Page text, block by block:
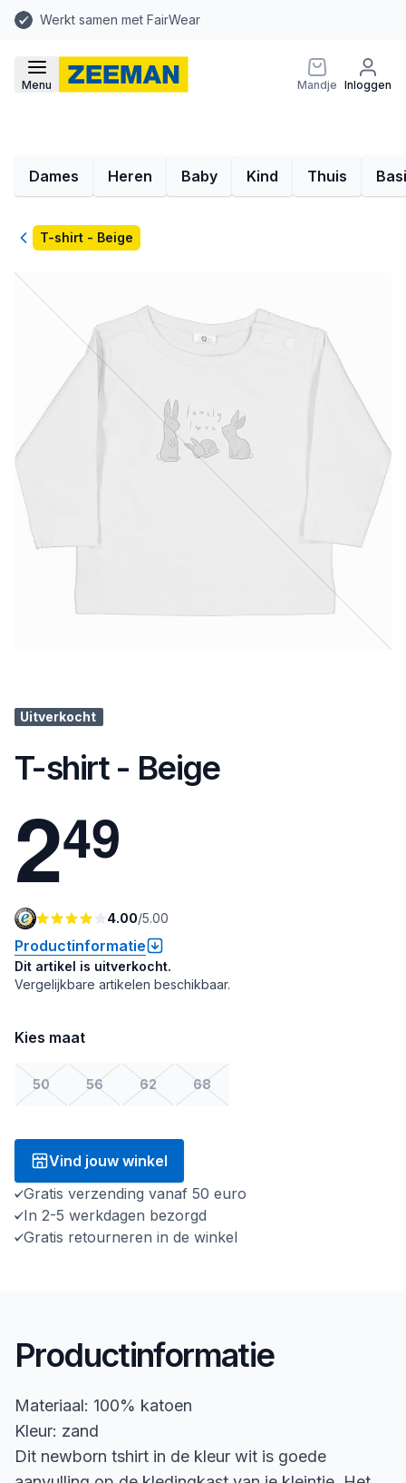
Werkt samen met FairWear
Menu Mandje Inloggen
Dames Heren Baby Kind Thuis
TerugT-shirt - Beige
Uitverkocht
T-shirt - Beige
249
4.00/5.00
Productinformatie
Dit artikel is uitverkocht.
Vergelijkbare artikelen beschikbaar.
Kies maat
50 56 62 68
Vind jouw winkel
Gratis verzending vanaf 50 euro
In 2-5 werkdagen bezorgd
Gratis retourneren in de winkel
Productinformatie
Materiaal: 100% katoen
Kleur: zand
Dit newborn tshirt in de kleur wit is goede